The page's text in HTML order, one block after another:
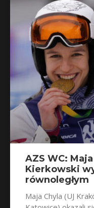
AZS WC:
Kierkowski
równoległym
Maja Chyla (UJ